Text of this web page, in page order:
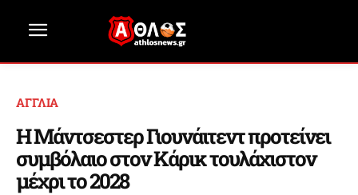
ΑΓΓΛΙΑ
Η Μάντσεστερ Γιουνάιτεντ προτείνει
συμβόλαιο στον Κάρικ τουλάχιστον
μέχρι το 2028